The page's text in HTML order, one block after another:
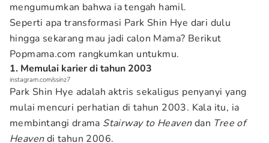
mengumumkan bahwa ia tengah hamil.
Seperti apa transformasi Park Shin Hye dari dulu
hingga sekarang mau jadi calon Mama? Berikut
Popmama.com rangkumkan untukmu.
1. Memulai karier di tahun 2003
instagram.com/ssinz7
Park Shin Hye adalah aktris sekaligus penyanyi yang
mulai mencuri perhatian di tahun 2003. Kala itu, ia
membintangi drama Stairway to Heavendan Tree of
Heavendi tahun 2006.